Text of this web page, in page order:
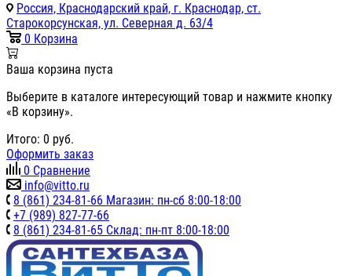
Россия, Краснодарский край, г. Краснодар, ст.
Старокорсунская, ул. Северная д. 63/4
0 Корзина
Ваша корзина пуста
Выберите в каталоге интересующий товар и нажмите кнопку
«В корзину».
Итого: 0 руб.
Оформить заказ
0 Сравнение
info@vitto.ru
8 (861) 234-81-66 Магазин: пн-сб 8:00-18:00
+7 (989) 827-77-66
8 (861) 234-81-65 Склад: пн-пт 8:00-18:00